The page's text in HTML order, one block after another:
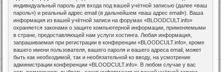
индивидуальный пароль для входа под вашей учётной записью (далее «ваш
пароль») и реальный адрес email (в дальнейшем «ваш адрес email»). Ваша
информация из вашей учётной записи на форумах «BLOODCULT.info»
охраняется законами о защите компьютерной информации, применяемыми
в стране, предоставляющей нам услуги хостинга. Любая информация,
запрашиваемая при регистрации в конференции «BLOODCULT.info», кроме
вашего имени пользователя, вашего пароля и вашего адреса email, может
быть как необходимой, так и необязательной ко вводу, на усмотрение
администрации конференции «BLOODCULT.info». В любом случае у вас